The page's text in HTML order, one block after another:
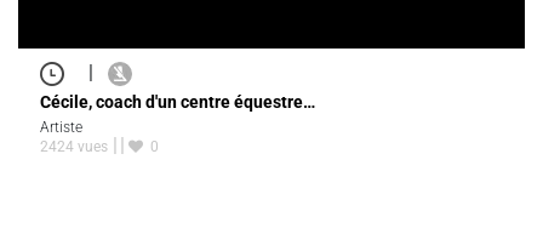
|
Cécile, coach d'un centre équestre…
Artiste
2424 vues
0